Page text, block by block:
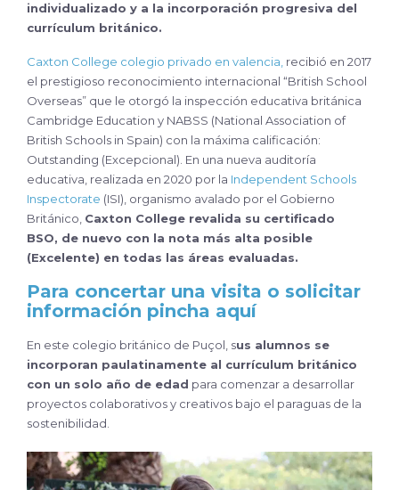
individualizado y a la incorporación progresiva del
currículum británico.
Caxton College colegio privado en valencia, recibió en 2017
el prestigioso reconocimiento internacional “British School
Overseas” que le otorgó la inspección educativa británica
Cambridge Education y NABSS (National Association of
British Schools in Spain) con la máxima calificación:
Outstanding (Excepcional). En una nueva auditoría
educativa, realizada en 2020 por la Independent Schools
Inspectorate (ISI), organismo avalado por el Gobierno
Británico, Caxton College revalida su certificado
BSO, de nuevo con la nota más alta posible
(Excelente) en todas las áreas evaluadas.
Para concertar una visita o solicitar
información pincha aquí
En este colegio británico de Puçol, sus alumnos se
incorporan paulatinamente al currículum británico
con un solo año de edad para comenzar a desarrollar
proyectos colaborativos y creativos bajo el paraguas de la
sostenibilidad.